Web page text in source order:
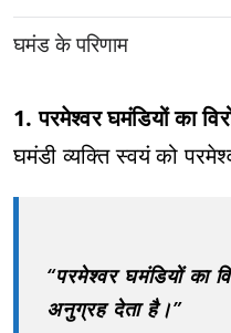
घमंड के परिणाम
1. परमेश्वर घमंडियों का
घमंडी व्यक्ति स्वयं को
“परमेश्वर घमंडियों का
अनुग्रह देता है।”